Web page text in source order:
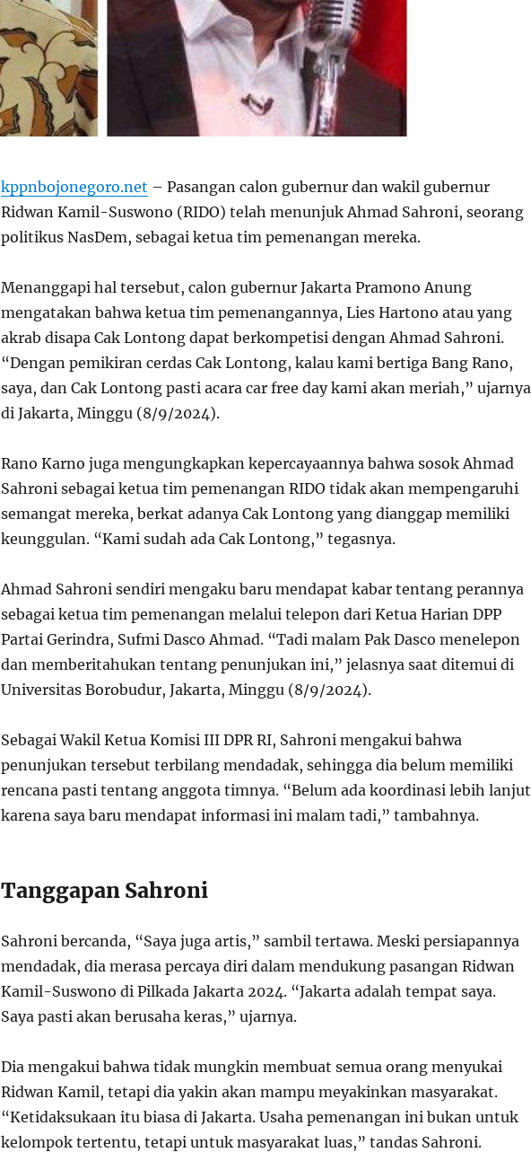
kppnbojonegoro.net – Pasangan calon gubernur dan wakil gubernur
Ridwan Kamil-Suswono (RIDO) telah menunjuk Ahmad Sahroni, seorang
politikus NasDem, sebagai ketua tim pemenangan mereka.
Menanggapi hal tersebut, calon gubernur Jakarta Pramono Anung
mengatakan bahwa ketua tim pemenangannya, Lies Hartono atau yang
akrab disapa Cak Lontong dapat berkompetisi dengan Ahmad Sahroni.
“Dengan pemikiran cerdas Cak Lontong, kalau kami bertiga Bang Rano,
saya, dan Cak Lontong pasti acara car free day kami akan meriah,” ujarnya
di Jakarta, Minggu (8/9/2024).
Rano Karno juga mengungkapkan kepercayaannya bahwa sosok Ahmad
Sahroni sebagai ketua tim pemenangan RIDO tidak akan mempengaruhi
semangat mereka, berkat adanya Cak Lontong yang dianggap memiliki
keunggulan. “Kami sudah ada Cak Lontong,” tegasnya.
Ahmad Sahroni sendiri mengaku baru mendapat kabar tentang perannya
sebagai ketua tim pemenangan melalui telepon dari Ketua Harian DPP
Partai Gerindra, Sufmi Dasco Ahmad. “Tadi malam Pak Dasco menelepon
dan memberitahukan tentang penunjukan ini,” jelasnya saat ditemui di
Universitas Borobudur, Jakarta, Minggu (8/9/2024).
Sebagai Wakil Ketua Komisi III DPR RI, Sahroni mengakui bahwa
penunjukan tersebut terbilang mendadak, sehingga dia belum memiliki
rencana pasti tentang anggota timnya. “Belum ada koordinasi lebih lanjut
karena saya baru mendapat informasi ini malam tadi,” tambahnya.
Tanggapan Sahroni
Sahroni bercanda, “Saya juga artis,” sambil tertawa. Meski persiapannya
mendadak, dia merasa percaya diri dalam mendukung pasangan Ridwan
Kamil-Suswono di Pilkada Jakarta 2024. “Jakarta adalah tempat saya.
Saya pasti akan berusaha keras,” ujarnya.
Dia mengakui bahwa tidak mungkin membuat semua orang menyukai
Ridwan Kamil, tetapi dia yakin akan mampu meyakinkan masyarakat.
“Ketidaksukaan itu biasa di Jakarta. Usaha pemenangan ini bukan untuk
kelompok tertentu, tetapi untuk masyarakat luas,” tandas Sahroni.